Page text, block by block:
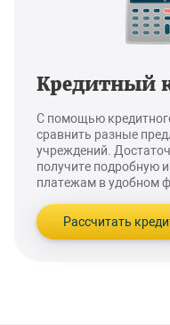
Кредитный
С помощью
сравнить разные
учреждений.
получите подробную
платежам в удобном
Рассчитать